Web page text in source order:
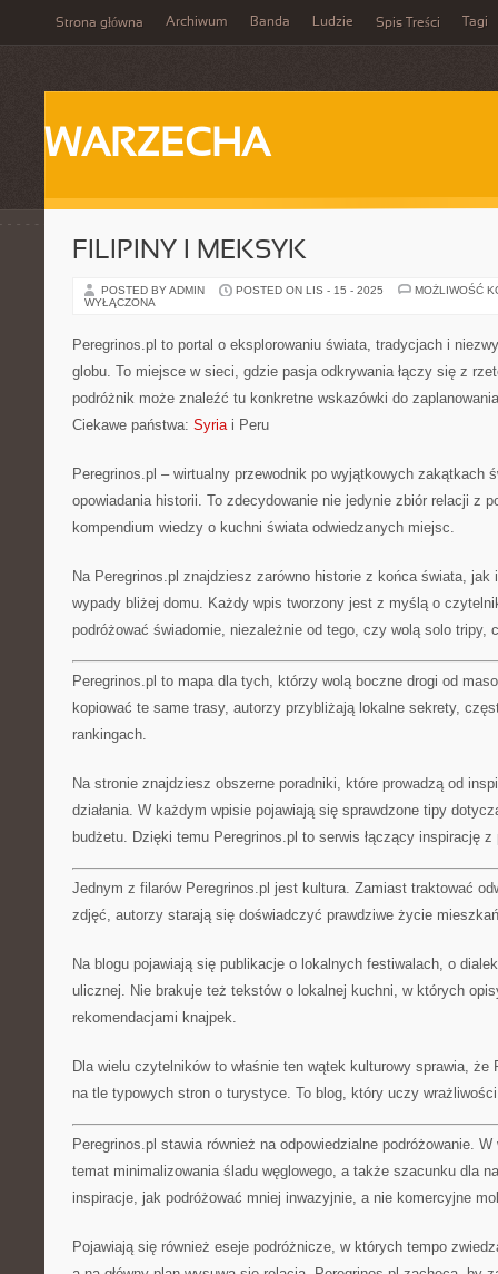
Strona główna Archiwum Banda Ludzie Spis Treści Tagi
WARZECHA
FILIPINY I MEKSYK
POSTED BY ADMIN POSTED ON LIS - 15 - 2025
MOŻLIWOŚĆ
WYŁĄCZONA
Peregrinos.pl to portal o eksplorowaniu świata, tradycjach i
globu. To miejsce w sieci, gdzie pasja odkrywania łączy się z
podróżnik może znaleźć tu konkretne wskazówki do
Ciekawe państwa: Syriai Peru
Peregrinos.pl – wirtualny przewodnik po wyjątkowych zakątkach
opowiadania historii. To zdecydowanie nie jedynie zbiór relacji z
kompendium wiedzy o kuchni świata odwiedzanych miejsc.
Na Peregrinos.pl znajdziesz zarówno historie z końca świata, jak
wypady bliżej domu. Każdy wpis tworzony jest z myślą o
podróżować świadomie, niezależnie od tego, czy wolą solo tripy,
Peregrinos.pl to mapa dla tych, którzy wolą boczne drogi od
kopiować te same trasy, autorzy przybliżają lokalne sekrety,
rankingach.
Na stronie znajdziesz obszerne poradniki, które prowadzą od
działania. W każdym wpisie pojawiają się sprawdzone tipy
budżetu. Dzięki temu Peregrinos.pl to serwis łączący inspirację z
Jednym z filarów Peregrinos.pl jest kultura. Zamiast traktować
zdjęć, autorzy starają się doświadczyć prawdziwe życie
Na blogu pojawiają się publikacje o lokalnych festiwalach, o
ulicznej. Nie brakuje też tekstów o lokalnej kuchni, w których
rekomendacjami knajpek.
Dla wielu czytelników to właśnie ten wątek kulturowy sprawia,
na tle typowych stron o turystyce. To blog, który uczy
Peregrinos.pl stawia również na odpowiedzialne podróżowanie.
temat minimalizowania śladu węglowego, a także szacunku dla
inspiracje, jak podróżować mniej inwazyjnie, a nie komercyjne
Pojawiają się również eseje podróżnicze, w których tempo